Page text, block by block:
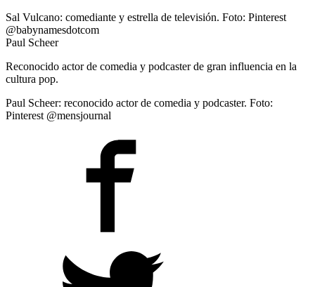
Sal Vulcano: comediante y estrella de televisión. Foto: Pinterest
@babynamesdotcom
Paul Scheer
Reconocido actor de comedia y podcaster de gran influencia en la
cultura pop.
Paul Scheer: reconocido actor de comedia y podcaster. Foto:
Pinterest @mensjournal